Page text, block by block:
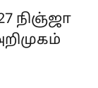
நிஞ்ஜா